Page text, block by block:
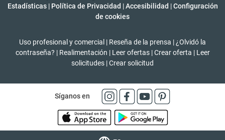
Estadísticas | Política de Privacidad | Accesibilidad | Configuración
de cookies
Uso profesional y comercial | Reseña de la prensa | ¿Olvidó la
contraseña? | Realimentación | Leer ofertas | Crear oferta | Leer
solicitudes |Crear solicitud
Síganos en